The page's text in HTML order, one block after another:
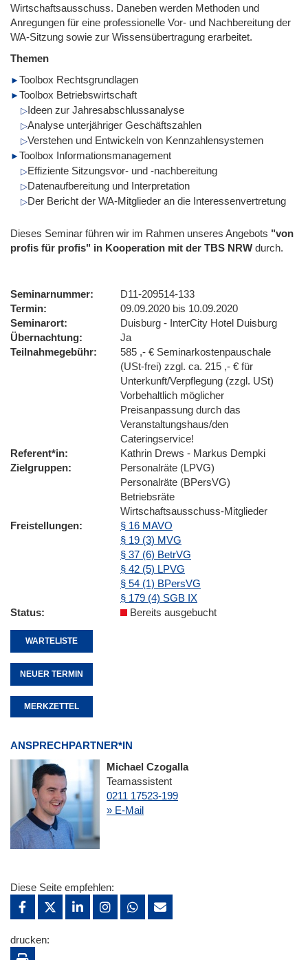
Wirtschaftsausschuss. Daneben werden Methoden und
Anregungen für eine professionelle Vor- und Nachbereitung der
WA-Sitzung sowie zur Wissensübertragung erarbeitet.
Themen
Toolbox Rechtsgrundlagen
Toolbox Betriebswirtschaft
Ideen zur Jahresabschlussanalyse
Analyse unterjähriger Geschäftszahlen
Verstehen und Entwickeln von Kennzahlensystemen
Toolbox Informationsmanagement
Effiziente Sitzungsvor- und -nachbereitung
Datenaufbereitung und Interpretation
Der Bericht der WA-Mitglieder an die Interessenvertretung
Dieses Seminar führen wir im Rahmen unseres Angebots "von
profis für profis" in Kooperation mit der TBS NRW durch.
Seminarnummer
D11-209514-133
Termin
09.09.2020 bis 10.09.2020
Seminarort
Duisburg - InterCity Hotel Duisburg
Übernachtung
Ja
Teilnahmegebühr
585 ,- € Seminarkostenpauschale
(USt-frei) zzgl. ca. 215 ,- € für
Unterkunft/Verpflegung (zzgl. USt)
Vorbehaltlich möglicher
Preisanpassung durch das
Veranstaltungshaus/den
Cateringservice!
Referent*in
Kathrin Drews - Markus Dempki
Zielgruppen
Personalräte (LPVG)
Personalräte (BPersVG)
Betriebsräte
Wirtschaftsausschuss-Mitglieder
Freistellungen
§ 16 MAVO
§ 19 (3) MVG
§ 37 (6) BetrVG
§ 42 (5) LPVG
§ 54 (1) BPersVG
§ 179 (4) SGB IX
Status
Bereits ausgebucht
WARTELISTE
NEUER TERMIN
MERKZETTEL
ANSPRECHPARTNER*IN
Michael Czogalla
Teamassistent
0211 17523-199
» E-Mail
Diese Seite empfehlen:
drucken: